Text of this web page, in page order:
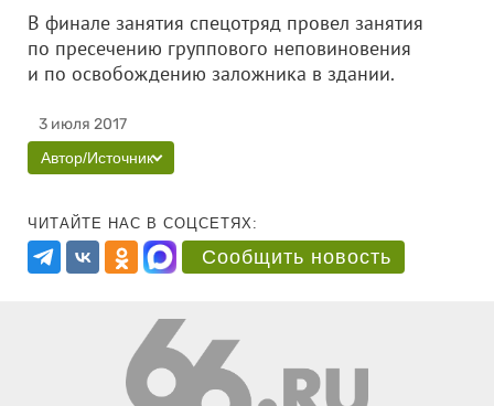
В финале занятия спецотряд провел занятия
по пресечению группового неповиновения
и по освобождению заложника в здании.
3 июля 2017
Автор/Источник
ЧИТАЙТЕ НАС В СОЦСЕТЯХ:
Сообщить новость